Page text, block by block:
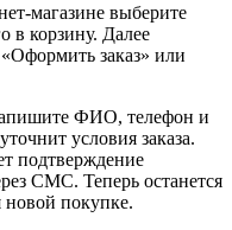
магазине выберите
в корзину. Далее
заказ» или
ФИО, телефон и
условия заказа.
подтверждение
СМС. Теперь останется
новой покупке.